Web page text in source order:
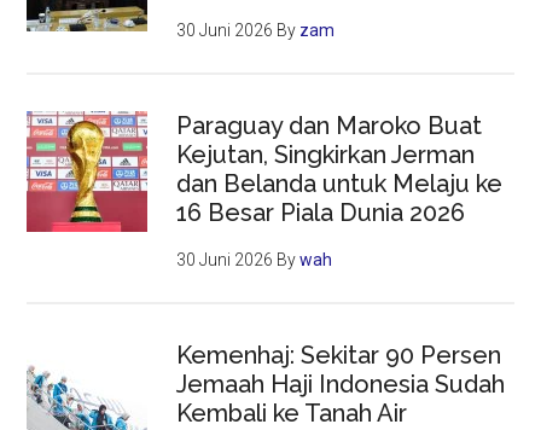
30 Juni 2026 By zam
Paraguay dan Maroko Buat
Kejutan, Singkirkan Jerman
dan Belanda untuk Melaju ke
16 Besar Piala Dunia 2026
30 Juni 2026 Bywah
Kemenhaj: Sekitar 90 Persen
Jemaah Haji Indonesia Sudah
Kembali ke Tanah Air